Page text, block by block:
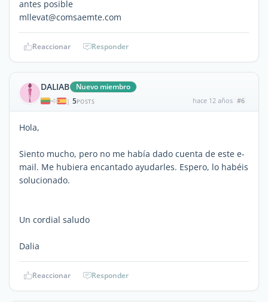
antes posible
mllevat@comsaemte.com
Reaccionar Responder
DALIAB Nuevo miembro
| 5POSTS hace 12 años #6
Hola,
Siento mucho, pero no me había dado cuenta de este e-
mail. Me hubiera encantado ayudarles. Espero, lo habéis
solucionado.
Un cordial saludo
Dalia
Reaccionar Responder